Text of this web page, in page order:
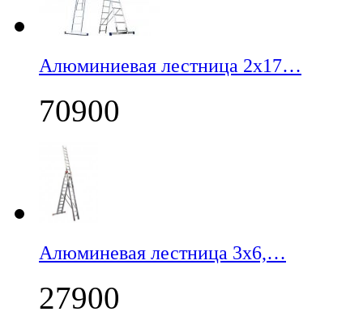
Алюминиевая лестница 2х17…
70900
Алюминевая лестница 3х6,…
27900